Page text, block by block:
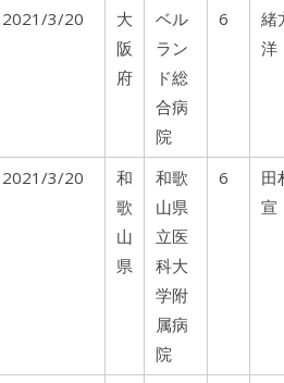
2021/3/20
大
阪
府
ベル
ラン
ド総
合病
院
6
洋
2021/3/20
和
歌
山
県
和歌
山県
立医
科大
学附
属病
院
6
田
宣